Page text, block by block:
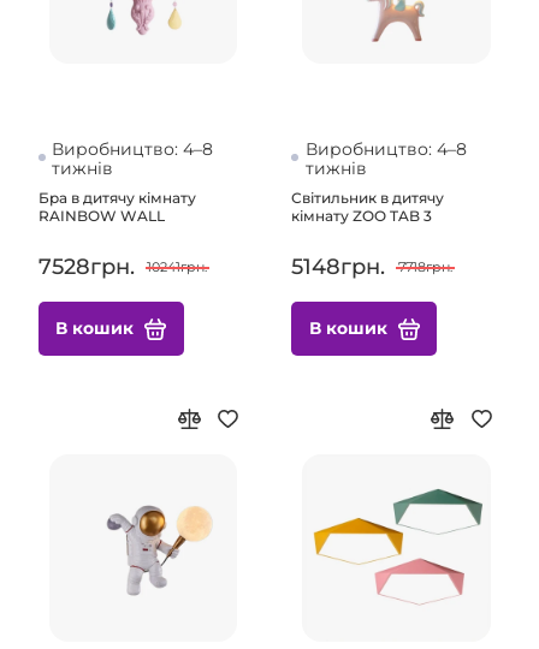
Виробництво: 4–8
тижнів
Бра в дитячу кімнату
RAINBOW WALL
7528грн. 10241грн.
В кошик
Виробництво: 4–8
тижнів
Світильник в дитячу
кімнату ZOO TAB 3
5148грн. 7718грн.
В кошик